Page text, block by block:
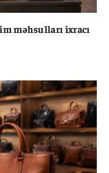
məhsulları ixracı